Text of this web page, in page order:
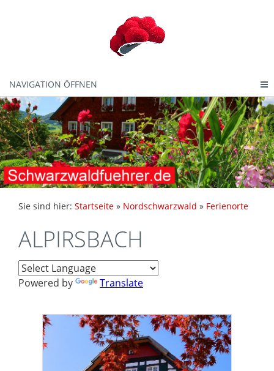
NAVIGATION ÖFFNEN
Sie sind hier: Startseite » Nordschwarzwald » Ferienorte
ALPIRSBACH
Powered by Translate